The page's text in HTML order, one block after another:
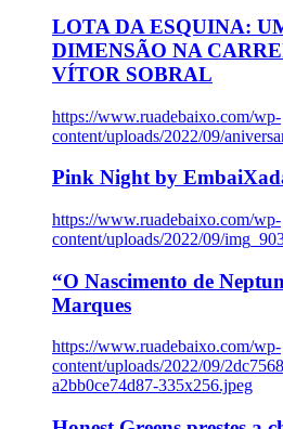
LOTA DA ESQUINA:
DIMENSÃO NA
VÍTOR SOBRAL
https://www.ruadebaixo.com/wp-
content/uploads/2022/09/
Pink Night by
https://www.ruadebaixo.com/wp-
content/uploads/2022/09/
“O Nascimento de
Marques
https://www.ruadebaixo.com/wp-
content/uploads/2022/09/
a2bb0ce74d87-335x256.jpeg